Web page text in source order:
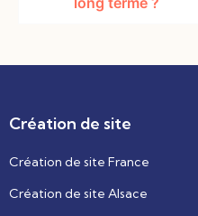
Création de site
Création de site France
Création de site Alsace